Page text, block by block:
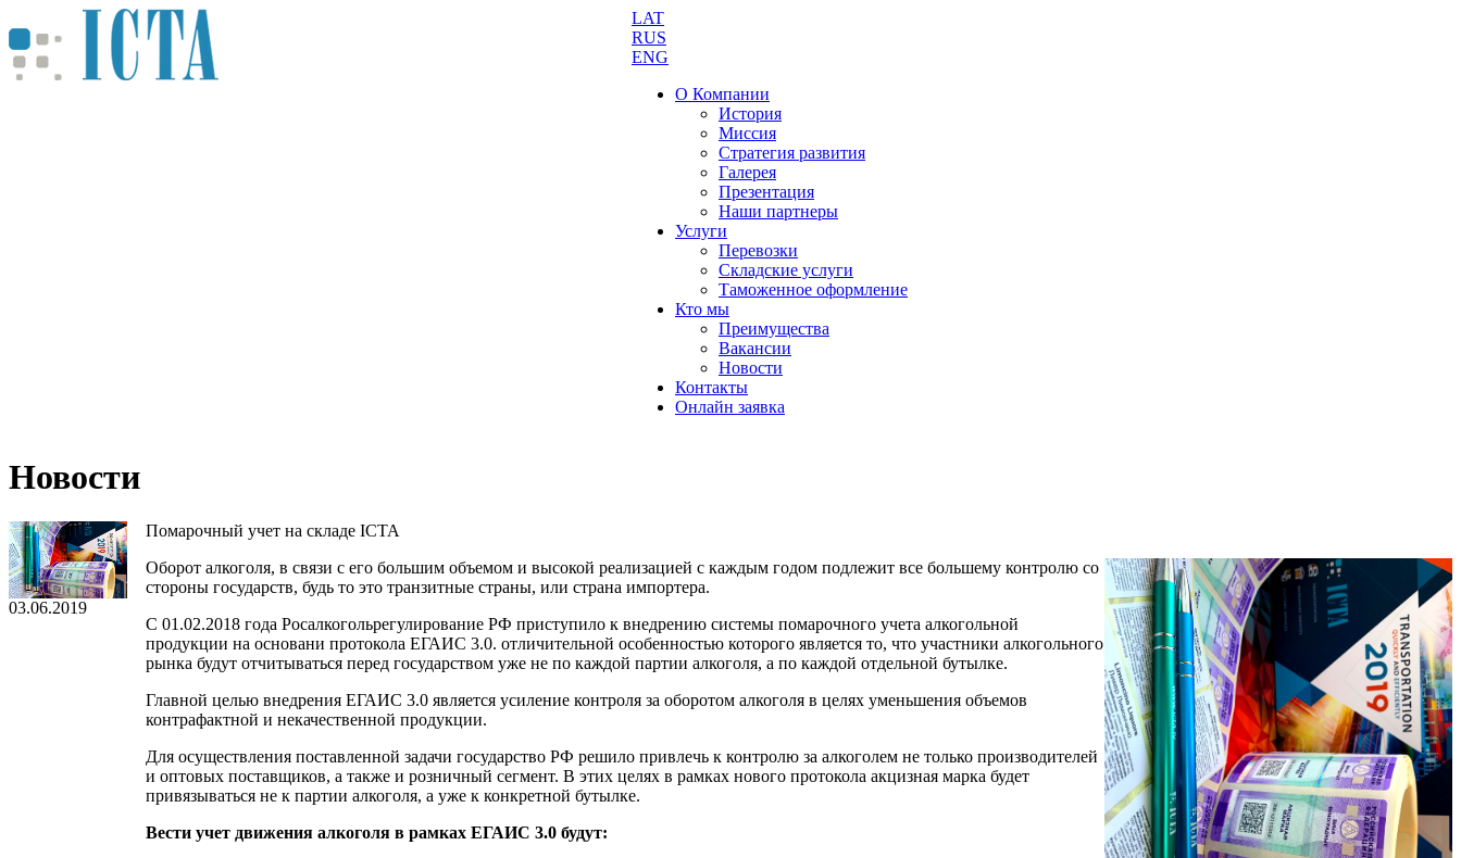
LAT
RUS
ENG
О Компании
История
Миссия
Стратегия развития
Галерея
Презентация
Наши партнеры
Услуги
Перевозки
Складские услуги
Таможенное оформление
Кто мы
Преимущества
Вакансии
Новости
Контакты
Онлайн заявка
Новости
03.06.2019
Помарочный учет на складе ICTA
Оборот алкоголя, в связи c его большим объемом и высокой реализацией с каждым годом подлежит все большему контролю со
стороны государств, будь то это транзитные страны, или страна импортера.
C 01.02.2018 года Росалкогольрегулирование РФ приступило к внедрению системы помарочного учета алкогольной
продукции на основани протокола ЕГАИС 3.0. отличительной особенностью которого является то, что участники алкогольного
рынка будут отчитываться перед государством уже не по каждой партии алкоголя, а по каждой отдельной бутылке.
Главной целью внедрения ЕГАИС 3.0 является усиление контроля за оборотом алкоголя в целях уменьшения объемов
контрафактной и некачественной продукции.
Для осуществления поставленной задачи государство РФ решило привлечь к контролю за алкоголем не только производителей
и оптовых поставщиков, а также и розничный сегмент. В этих целях в рамках нового протокола акцизная марка будет
привязываться не к партии алкоголя, а уже к конкретной бутылке.
Вести учет движения алкоголя в рамках ЕГАИС 3.0 будут: